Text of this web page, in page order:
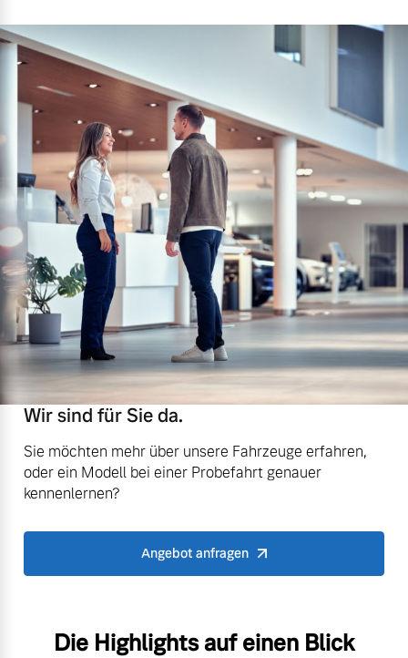
Wir sind für Sie da.
Sie möchten mehr über unsere Fahrzeuge erfahren,
oder ein Modell bei einer Probefahrt genauer
kennenlernen?
Angebot anfragen
Die Highlights auf einen Blick